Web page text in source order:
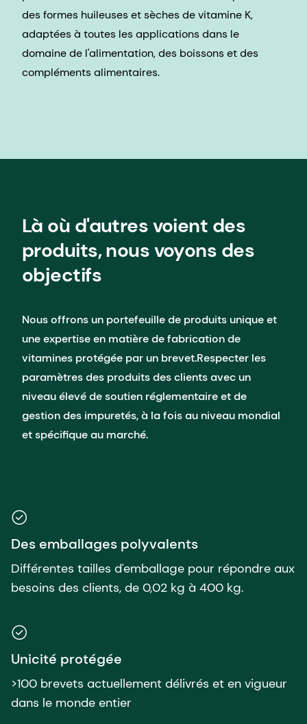
des formes huileuses et sèches de vitamine K,
adaptées à toutes les applications dans le
domaine de l'alimentation, des boissons et des
compléments alimentaires.
Là où d'autres voient des
produits, nous voyons des
objectifs
Nous offrons un portefeuille de produits unique et
une expertise en matière de fabrication de
vitamines protégée par un brevet. ​ Respecter les
paramètres des produits des clients avec un
niveau élevé de soutien réglementaire et de
gestion des impuretés, à la fois au niveau mondial
et spécifique au marché.
Des emballages polyvalents
Différentes tailles d'emballage pour répondre aux
besoins des clients, de 0,02 kg à 400 kg.
Unicité protégée
>100 brevets actuellement délivrés et en vigueur
dans le monde entier